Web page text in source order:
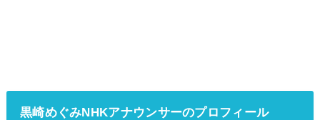
黒崎めぐみNHKアナウンサーのプロフィール